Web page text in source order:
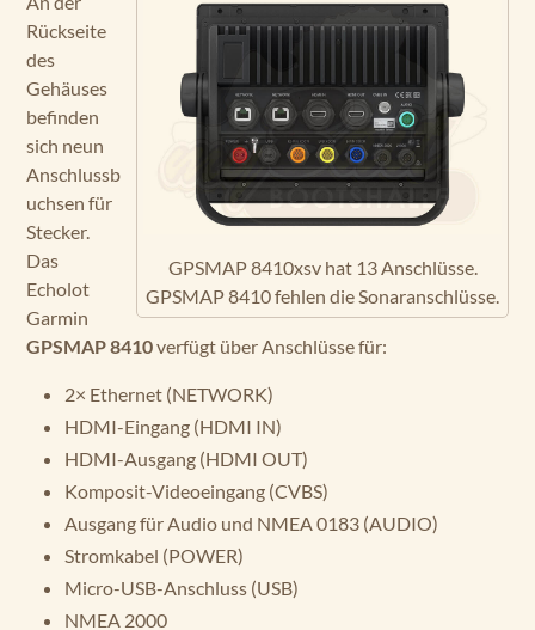
GPSMAP 8410xsv hat 13 Anschlüsse.
GPSMAP 8410 fehlen die Sonaranschlüsse.
Rückseite
des
Gehäuses
befinden
sich neun
Anschlussb
uchsen für
Stecker.
Das
Echolot
Garmin
GPSMAP 8410verfügt über Anschlüsse für:
2× Ethernet (NETWORK)
HDMI-Eingang (HDMI IN)
HDMI-Ausgang (HDMI OUT)
Komposit-Videoeingang (CVBS)
Ausgang für Audio und NMEA 0183 (AUDIO)
Stromkabel (POWER)
Micro-USB-Anschluss (USB)
NMEA 2000